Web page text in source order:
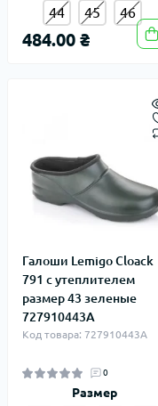
44 45 46
484.00 ₴
Галоши Lemigo Cloack
791 с утеплителем
размер 43 зеленые
727910443A
Код товара: 727910443A
0
Размер